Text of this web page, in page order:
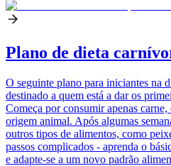
Plano de dieta
O seguinte plano para iniciantes na
destinado a quem está a dar os
Começa por consumir apenas
origem animal. Após algumas
outros tipos de alimentos, como
passos complicados - aprenda o
e adapte-se a um novo padrão